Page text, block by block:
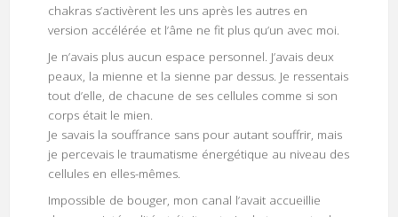
chakras s’activèrent les uns après les autres en
version accélérée et l’âme ne fit plus qu’un avec moi.
Je n’avais plus aucun espace personnel. J’avais deux
peaux, la mienne et la sienne par dessus. Je ressentais
tout d’elle, de chacune de ses cellules comme si son
corps était le mien.
Je savais la souffrance sans pour autant souffrir, mais
je percevais le traumatisme énergétique au niveau des
cellules en elles-mêmes.
Impossible de bouger, mon canal l’avait accueillie